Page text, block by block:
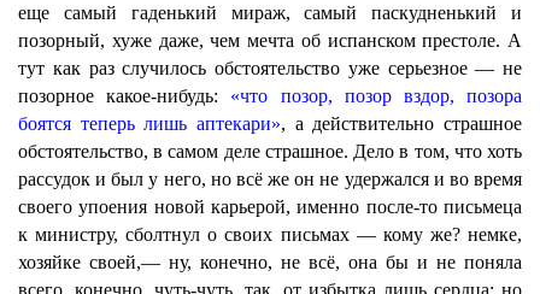
еще самый гаденький мираж, самый паскудненький и
позорный, хуже даже, чем мечта об испанском престоле. А
тут как раз случилось обстоятельство уже серьезное — не
позорное какое-нибудь: «что позор, позор вздор, позора
боятся теперь лишь аптекари», а действительно страшное
обстоятельство, в самом деле страшное. Дело в том, что хоть
рассудок и был у него, но всё же он не удержался и во время
своего упоения новой карьерой, именно после-то письмеца
к министру, сболтнул о своих письмах — кому же? немке,
хозяйке своей,— ну, конечно, не всё, она бы и не поняла
всего, конечно, чуть-чуть, так, от избытка лишь сердца; но